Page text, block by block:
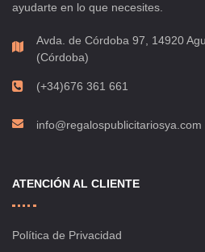
ayudarte en lo que necesites.
Avda. de Córdoba 97, 14920
(Córdoba)
(+34)676 361 661
info@regalospublicitariosya.com
ATENCIÓN AL CLIENTE
Política de Privacidad